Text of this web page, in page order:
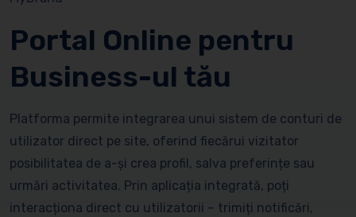
Portal Online pentru
Business-ul tău
Platforma permite integrarea unui sistem de conturi de
utilizator direct pe site, oferind fiecărui vizitator
posibilitatea de a-și crea profil, salva preferințe sau
urmări activitatea. Prin aplicația integrată, poți
interacționa direct cu utilizatorii – trimiți notificări,